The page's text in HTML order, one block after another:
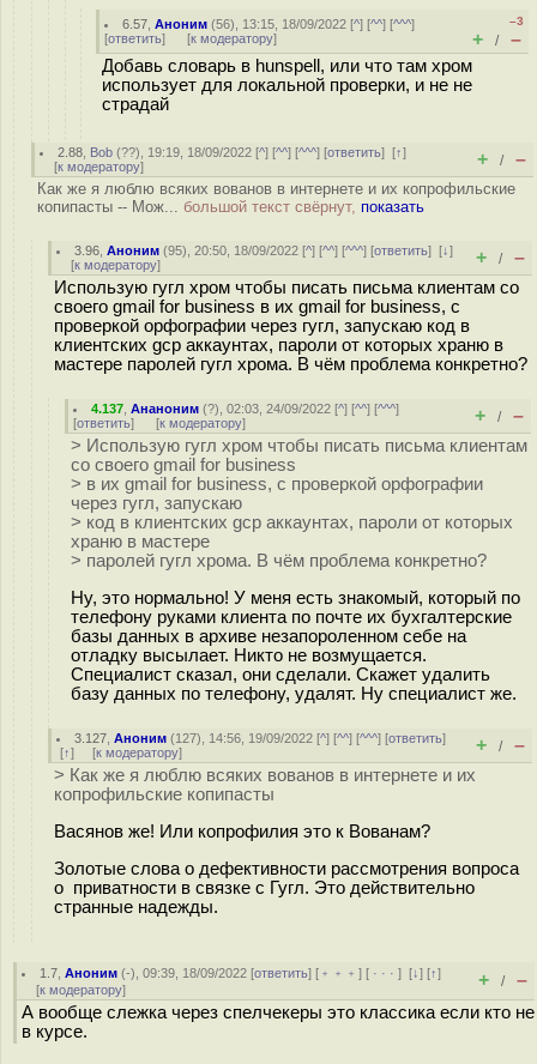
6.57 ,Аноним (56), 13:15, 18/09/2022 [^] [^^] [^^^]
[ответить] [к модератору]
–3
+ / –
Добавь словарь в hunspell, или что там хром
использует для локальной проверки, и не не
страдай
2.88 Bob (??), 19:19, 18/09/2022 [^] [^^] [^^^] [ответить][↑]
[к модератору] + / –
Как же я люблю всяких вованов в интернете и их копрофильские
копипасты -- Мож... большой текст свёрнут, показать
3.96 ,Аноним (95), 20:50, 18/09/2022 [^] [^^] [^^^] [ответить][↓]
[к модератору] + / –
Использую гугл хром чтобы писать письма клиентам со
своего gmail for business в их gmail for business, с
проверкой орфографии через гугл, запускаю код в
клиентских gcp аккаунтах, пароли от которых храню в
мастере паролей гугл хрома. В чём проблема конкретно?
4.137 ,Ананоним (?), 02:03, 24/09/2022 [^] [^^] [^^^]
[ответить] [к модератору] + / –
> Использую гугл хром чтобы писать письма клиентам
со своего gmail for business
> в их gmail for business, с проверкой орфографии
через гугл, запускаю
> код в клиентских gcp аккаунтах, пароли от которых
храню в мастере
> паролей гугл хрома. В чём проблема конкретно?
Ну, это нормально! У меня есть знакомый, который по
телефону руками клиента по почте их бухгалтерские
базы данных в архиве незапороленном себе на
отладку высылает. Никто не возмущается.
Специалист сказал, они сделали. Скажет удалить
базу данных по телефону, удалят. Ну специалист же.
3.127 ,Аноним (127), 14:56, 19/09/2022 [^] [^^] [^^^] [ответить]
[↑] [к модератору] + / –
> Как же я люблю всяких вованов в интернете и их
копрофильские копипасты
Васянов же! Или копрофилия это к Вованам?
Золотые слова о дефективности рассмотрения вопроса
о приватности в связке с Гугл. Это действительно
странные надежды.
1.7 ,Аноним (-), 09:39, 18/09/2022 [ответить] [ ﹢﹢﹢] [ · · ·][↓] [↑]
[к модератору] + / –
А вообще слежка через спелчекеры это классика если кто не
в курсе.